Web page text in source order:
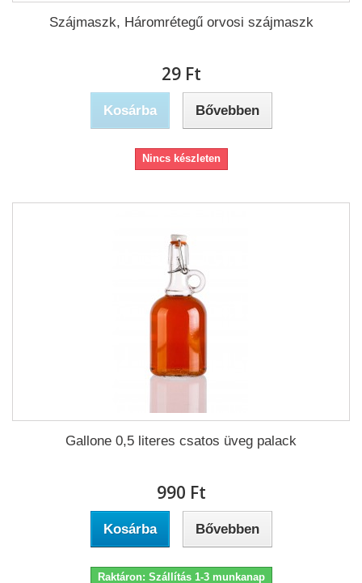
Szájmaszk, Háromrétegű orvosi szájmaszk
29 Ft‎
Kosárba Bővebben
Nincs készleten
Gallone 0,5 literes csatos üveg palack
990 Ft‎
Kosárba Bővebben
Raktáron: Szállítás 1-3 munkanap